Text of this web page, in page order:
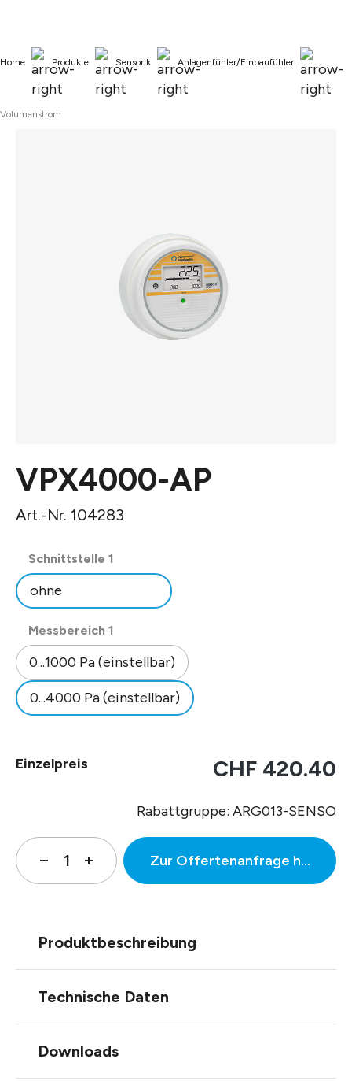
Home Produkte Sensorik Anlagenfühler/Einbaufühler
Volumenstrom
VPX4000-AP
Art.-Nr. 104283
Schnittstelle 1
ohne
Messbereich 1
0...1000 Pa (einstellbar)
0...4000 Pa (einstellbar)
Einzelpreis CHF 420.40
Rabattgruppe: ARG013-SENSO
Zur Offertenanfrage
Produktbeschreibung
Technische Daten
Downloads